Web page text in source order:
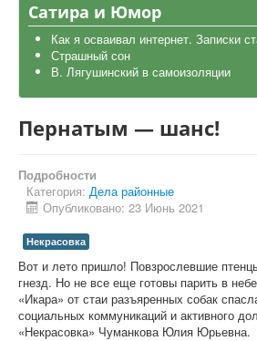
Сатира и Юмор
Как я осваивал интернет. Записки
Страшный сон
В. Лягушинский в самоизоляции
Пернатым — шанс!
Подробности
Категория: Дела районные
Опубликовано: 23 Июнь 2021
Некрасовка
Вот и лето пришло! Повзрослевшие
гнезд. Но не все еще готовы парить в
«Икара» от стаи разъяренных собак
социальных коммуникаций и активного
«Некрасовка» Чуманкова Юлия Юрьевна.